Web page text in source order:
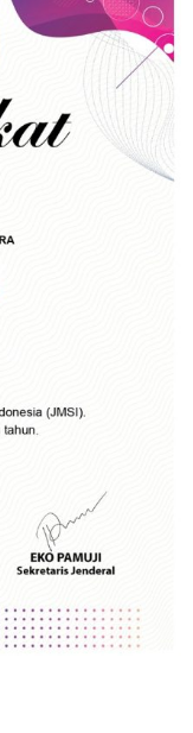
C
H